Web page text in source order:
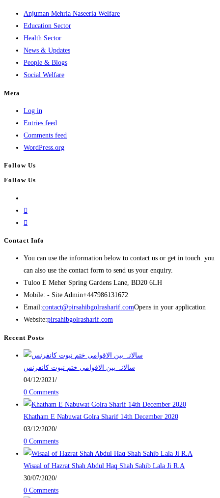
Anjuman Mehria Naseeria Welfare
Education Sector
Health Sector
News & Updates
People & Blogs
Social Welfare
Meta
Log in
Entries feed
Comments feed
WordPress.org
Follow Us
Follow Us
Contact Info
You can use the information below to contact us or get in touch. you
can also use the contact form to send us your enquiry.
Tuloo E Meher Spring Gardens Lane, BD20 6LH
Mobile: - Site Admin+447986131672
Email:contact@pirsahibgolrasharif.comOpens in your application
Website:pirsahibgolrasharif.com
Recent Posts
‎سالانہ بین الاقوامی ختم نبوت کانفرنس
04/12/2021 /
0 Comments
Khatham E Nabuwat Golra Sharif 14th December 2020
03/12/2020/
0 Comments
Wisaal of Hazrat Shah Abdul Haq Shah Sahib Lala Ji R.A
30/07/2020/
0 Comments